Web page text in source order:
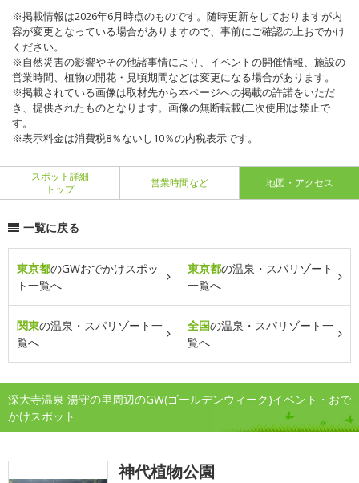
※掲載情報は2026年6月時点のものです。随時更新をしておりますが内
容が変更となっている場合がありますので、事前にご確認の上おでかけ
ください。
※自然災害の影響やその他諸事情により、イベントの開催情報、施設の
営業時間、植物の開花・見頃期間などは変更になる場合があります。
※掲載されている画像は取材先から本ページへの掲載の許諾をいただ
き、提供されたものとなります。画像の無断転載(二次使用)は禁止で
す。
※表示料金は消費税8％ないし10％の内税表示です。
スポット詳細
トップ
営業時間など 地図・アクセス
一覧に戻る
東京都のGWおでかけスポッ
ト一覧へ
東京都の温泉・スパリゾート
一覧へ
関東の温泉・スパリゾート一
覧へ
全国の温泉・スパリゾート一
覧へ
深大寺温泉 湯守の里周辺のGW(ゴールデンウィーク)イベント・おで
かけスポット
神代植物公園